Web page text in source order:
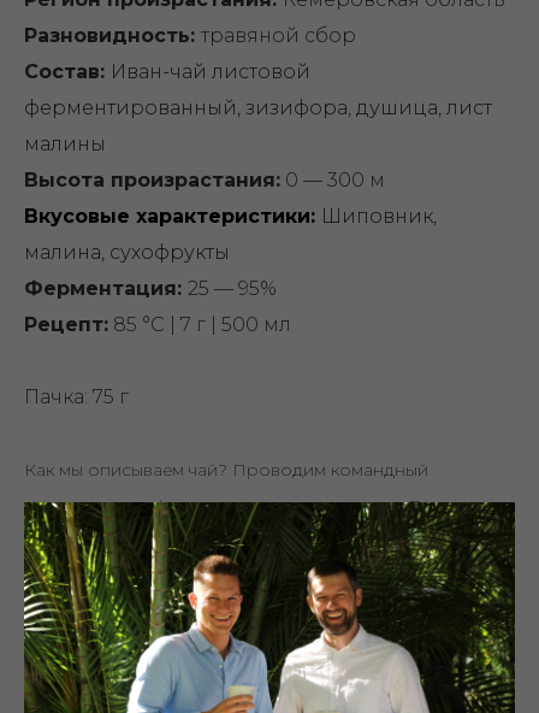
Разновидность: травяной сбор
Состав: Иван-чай листовой
ферментированный, зизифора, душица, лист
малины
Высота произрастания: 0 — 300 м
Вкусовые характеристики: Шиповник,
малина, сухофрукты
Ферментация: 25 — 95%
Рецепт: 85 °C | 7 г | 500 мл
Пачка: 75 г
Как мы описываем чай? Проводим командный
каппинг — профессиональную дегустацию. Лот может
раскрыться иначе в зависимости от вашего вкусового
опыта и способа заваривания. Учитывайте это при
выборе.